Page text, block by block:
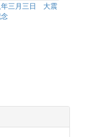
年三月三日 大震